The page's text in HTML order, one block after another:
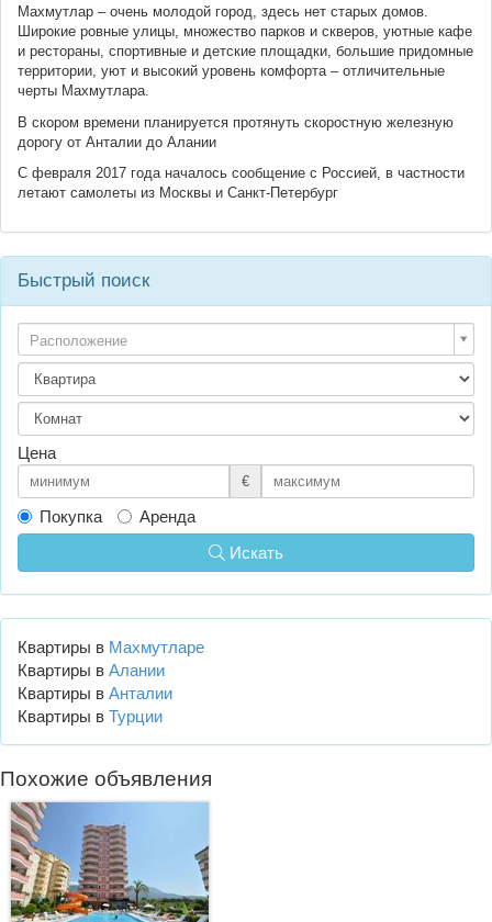
Махмутлар – очень молодой город, здесь нет старых домов.
Широкие ровные улицы, множество парков и скверов, уютные кафе
и рестораны, спортивные и детские площадки, большие придомные
территории, уют и высокий уровень комфорта – отличительные
черты Махмутлара.
В скором времени планируется протянуть скоростную железную
дорогу от Анталии до Алании
С февраля 2017 года началось сообщение с Россией, в частности
летают самолеты из Москвы и Санкт-Петербург
Быстрый поиск
Расположение
Цена
€
Покупка
Аренда
Искать
Квартиры в Махмутларе
Квартиры в Алании
Квартиры в Анталии
Квартиры в Турции
Похожие объявления